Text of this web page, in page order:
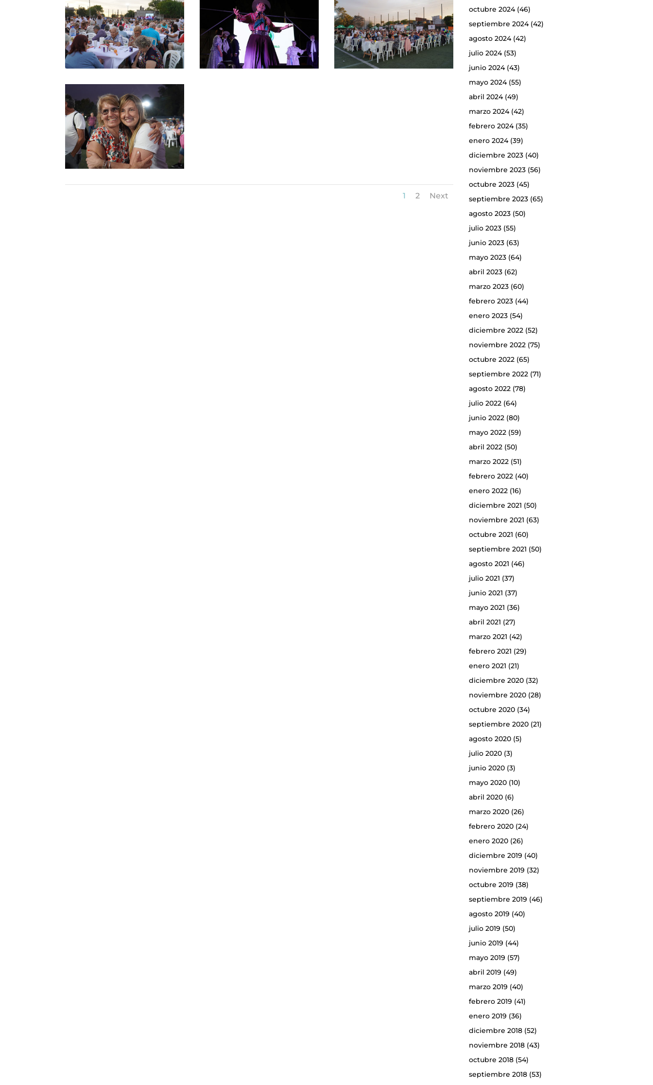
1 2 Next
octubre 2024(46)
septiembre 2024(42)
agosto 2024(42)
julio 2024(53)
junio 2024(43)
mayo 2024(55)
abril 2024(49)
marzo 2024(42)
febrero 2024(35)
enero 2024(39)
diciembre 2023(40)
noviembre 2023(56)
octubre 2023(45)
septiembre 2023(65)
agosto 2023(50)
julio 2023(55)
junio 2023(63)
mayo 2023(64)
abril 2023(62)
marzo 2023(60)
febrero 2023(44)
enero 2023(54)
diciembre 2022(52)
noviembre 2022(75)
octubre 2022(65)
septiembre 2022(71)
agosto 2022(78)
julio 2022(64)
junio 2022(80)
mayo 2022(59)
abril 2022(50)
marzo 2022(51)
febrero 2022(40)
enero 2022(16)
diciembre 2021 (50)
noviembre 2021 (63)
octubre 2021 (60)
septiembre 2021 (50)
agosto 2021 (46)
julio 2021 (37)
junio 2021 (37)
mayo 2021 (36)
abril 2021 (27)
marzo 2021 (42)
febrero 2021 (29)
enero 2021 (21)
diciembre 2020(32)
noviembre 2020(28)
octubre 2020(34)
septiembre 2020(21)
agosto 2020(5)
julio 2020(3)
junio 2020(3)
mayo 2020(10)
abril 2020(6)
marzo 2020(26)
febrero 2020(24)
enero 2020(26)
diciembre 2019 (40)
noviembre 2019 (32)
octubre 2019 (38)
septiembre 2019 (46)
agosto 2019 (40)
julio 2019 (50)
junio 2019 (44)
mayo 2019 (57)
abril 2019 (49)
marzo 2019 (40)
febrero 2019 (41)
enero 2019 (36)
diciembre 2018(52)
noviembre 2018(43)
octubre 2018(54)
septiembre 2018(53)